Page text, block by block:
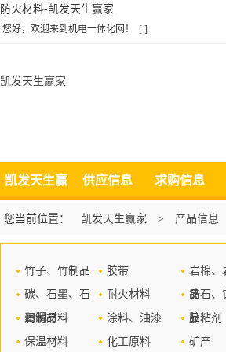
防火材料-凯发天生赢家
您好，欢迎来到机电一体化网！ [ ]
凯发天生赢家
凯发天生赢
家
供应信息 求购信息
您当前位置： 凯发天生赢家 > 产品信息
竹子、竹制品 胶带
岩棉、
品
碳、石墨、石
墨制品
耐火材料
铸石、
品
润滑材料 涂料、油漆 胶粘剂
保温材料 化工原料 矿产